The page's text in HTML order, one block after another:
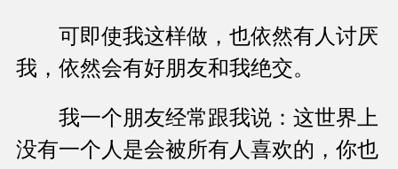
可即使我这样做，也依然有人讨厌
我，依然会有好朋友和我绝交。
我一个朋友经常跟我说：这世界上
没有一个人是会被所有人喜欢的，你也